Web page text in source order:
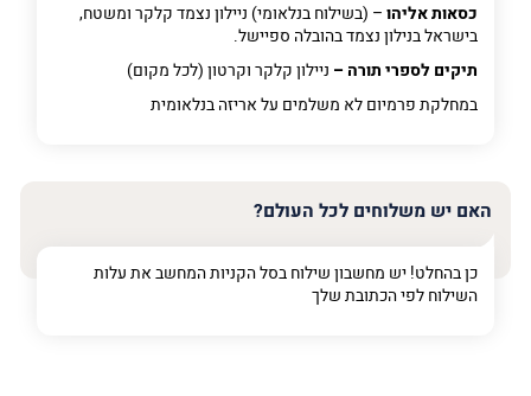
כסאות אליהו– (בשילוח בנלאומי) ניילון נצמד קלקר ומשטח,
בישראל בנילון נצמד בהובלה ספיישל.
תיקים לספרי תורה – ניילון קלקר וקרטון (לכל מקום)
במחלקת פרמיוםלא משלמים על אריזה בנלאומית
האם יש משלוחים לכל העולם?
כן בהחלט! יש מחשבון שילוח בסל הקניות המחשב את עלות
השילוח לפי הכתובת שלך